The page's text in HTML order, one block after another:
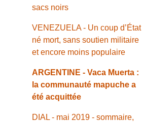
sacs noirs
VENEZUELA - Un coup d’État
né mort, sans soutien militaire
et encore moins populaire
ARGENTINE - Vaca Muerta :
la communauté mapuche a
été acquittée
DIAL - mai 2019 - sommaire,